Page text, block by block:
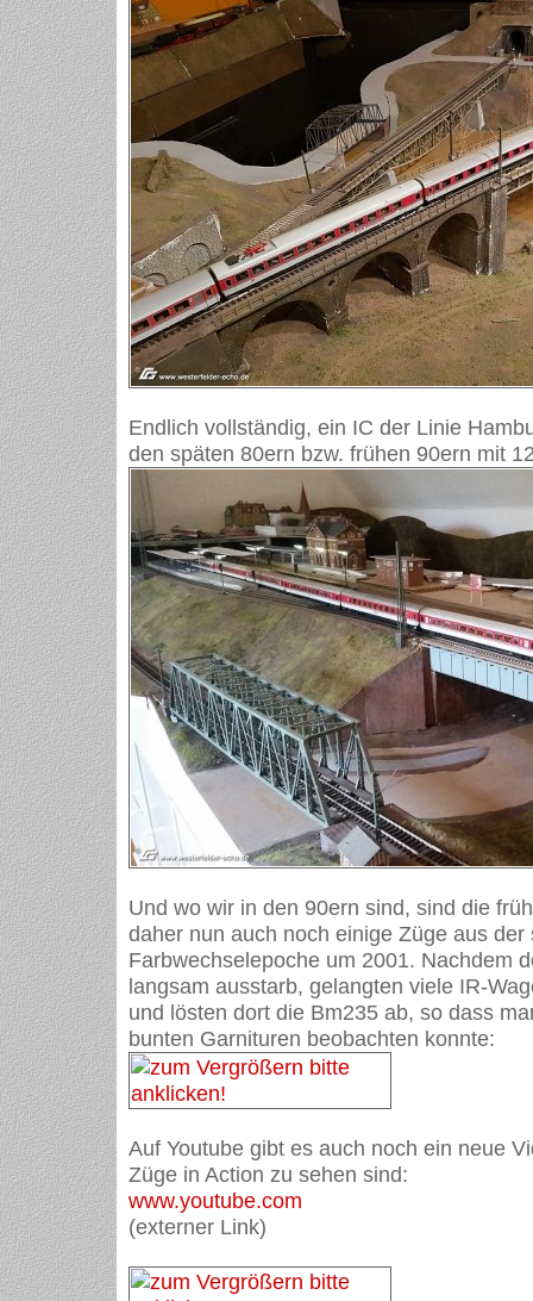
Endlich vollständig, ein IC der Linie
den späten 80ern bzw. frühen 90ern mit
Und wo wir in den 90ern sind, sind die
daher nun auch noch einige Züge aus der
Farbwechselepoche um 2001. Nachdem
langsam ausstarb, gelangten viele IR-
und lösten dort die Bm235 ab, so dass
bunten Garnituren beobachten konnte:
Auf Youtube gibt es auch noch ein neue
Züge in Action zu sehen sind:
www.youtube.com
(externer Link)